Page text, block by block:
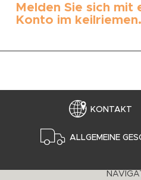
Melden Sie sich mit
Konto im
KONTAKT
ALLGEMEINE